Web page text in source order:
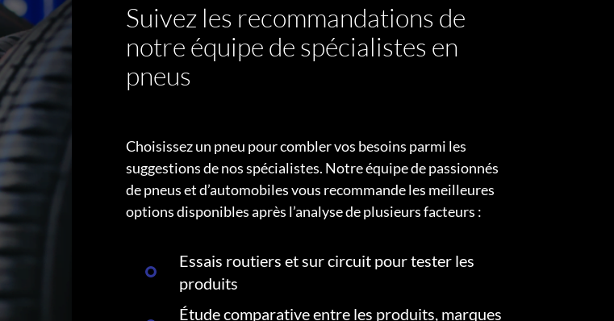
Suivez les recommandations de
notre équipe de spécialistes en
pneus
Choisissez un pneu pour combler vos besoins parmi les
suggestions de nos spécialistes. Notre équipe de passionnés
de pneus et d’automobiles vous recommande les meilleures
options disponibles après l’analyse de plusieurs facteurs :
Essais routiers et sur circuit pour tester les
produits
Étude comparative entre les produits, marques